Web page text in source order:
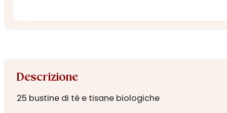
Descrizione
25 bustine di tè e tisane biologiche